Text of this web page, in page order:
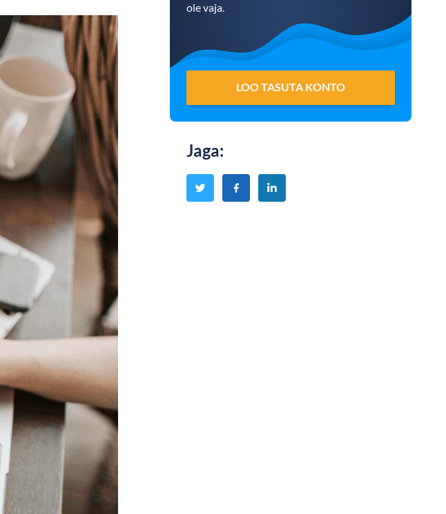
ole vaja.
LOO TASUTA KONTO
Jaga: